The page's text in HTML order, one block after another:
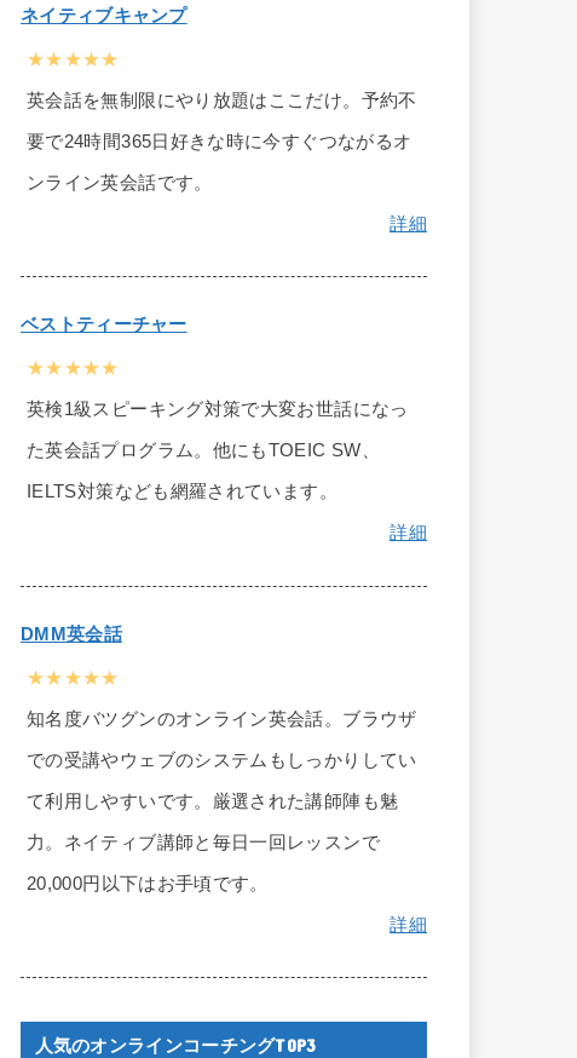
ネイティブキャンプ
★★★★★
英会話を無制限にやり放題はここだけ。予約不
要で24時間365日好きな時に今すぐつながるオ
ンライン英会話です。
詳細
ベストティーチャー
★★★★★
英検1級スピーキング対策で大変お世話になっ
た英会話プログラム。他にもTOEIC SW、
IELTS対策なども網羅されています。
詳細
DMM英会話
★★★★★
知名度バツグンのオンライン英会話。ブラウザ
での受講やウェブのシステムもしっかりしてい
て利用しやすいです。厳選された講師陣も魅
力。ネイティブ講師と毎日一回レッスンで
20,000円以下はお手頃です。
詳細
人気のオンラインコーチングTOP3